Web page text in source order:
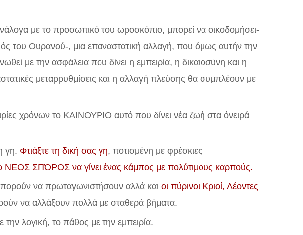
με το προσωπικό του ωροσκόπιο, μπορεί να οικοδομήσει-
του Ουρανού-, μια επαναστατική αλλαγή, που όμως αυτήν την
με την ασφάλεια που δίνει η εμπειρία, η δικαιοσύνη και η
μεταρρυθμίσεις και η αλλαγή πλεύσης θα συμπλέουν με
χρόνων το ΚΑΙΝΟΥΡΙΟ αυτό που δίνει νέα ζωή στα όνειρά
γη. Φτιάξτε τη δική σας γη, ποτισμένη με φρέσκιες
ΝΕΟΣ ΣΠΌΡΟΣ να γίνει ένας κάμπος με πολύτιμους καρπούς.
να πρωταγωνιστήσουν αλλά και οι πύρινοι Κριοί, Λέοντες
να αλλάξουν πολλά με σταθερά βήματα.
την λογική, το πάθος με την εμπειρία.